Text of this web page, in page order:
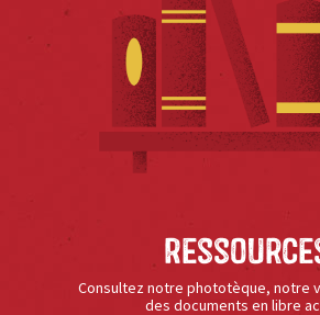
Consultez notre phototèque, notre
des documents en libre